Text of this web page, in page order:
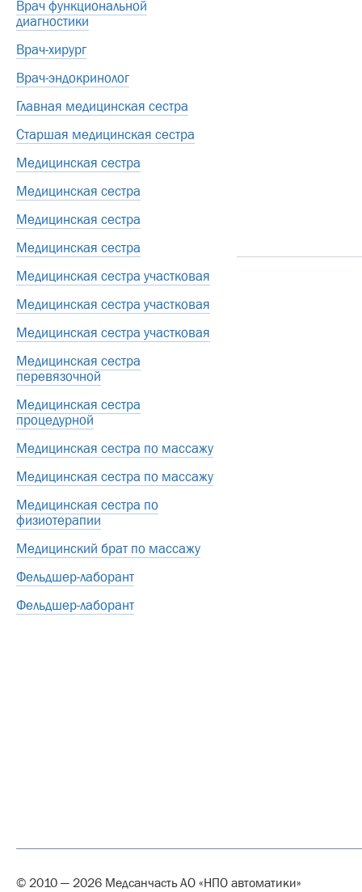
Врач функциональной
диагностики
Врач-хирург
Врач-эндокринолог
Главная медицинская сестра
Старшая медицинская сестра
Медицинская сестра
Медицинская сестра
Медицинская сестра
Медицинская сестра
Медицинская сестра участковая
Медицинская сестра участковая
Медицинская сестра участковая
Медицинская сестра
перевязочной
Медицинская сестра
процедурной
Медицинская сестра по массажу
Медицинская сестра по массажу
Медицинская сестра по
физиотерапии
Медицинский брат по массажу
Фельдшер-лаборант
Фельдшер-лаборант
© 2010 — 2026 Медсанчасть АО «НПО автоматики»